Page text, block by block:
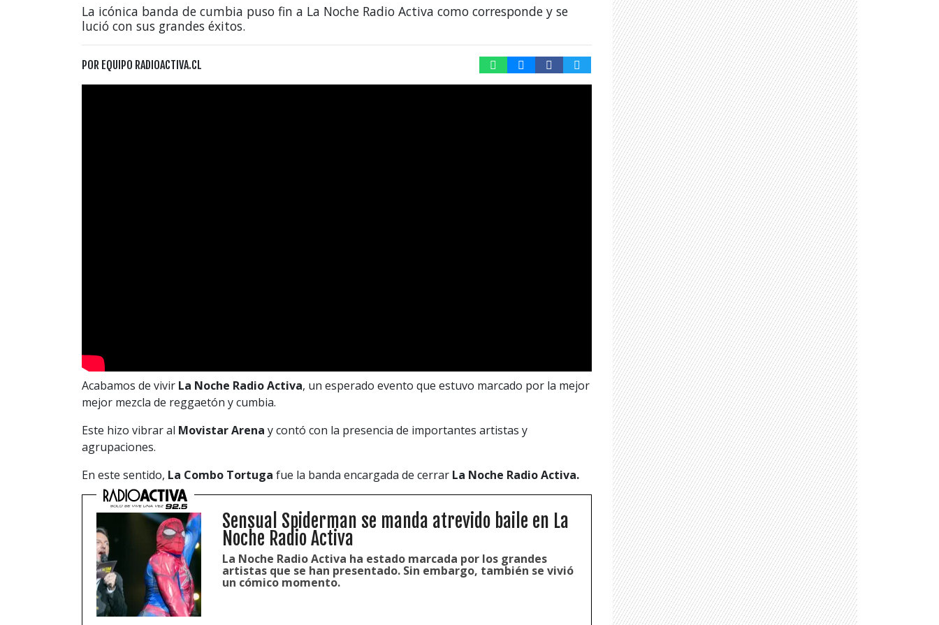
La icónica banda de cumbia puso fin a La Noche Radio Activa como corresponde y se
lució con sus grandes éxitos.
POR EQUIPO RADIOACTIVA.CL
Acabamos de vivir La Noche Radio Activa, un esperado evento que estuvo marcado por la mejor
mejor mezcla de reggaetón y cumbia.
Este hizo vibrar al Movistar Arena y contó con la presencia de importantes artistas y
agrupaciones.
En este sentido, La Combo Tortuga fue la banda encargada de cerrar La Noche Radio Activa.
Sensual Spiderman se manda atrevido baile en La
Noche Radio Activa
La Noche Radio Activa ha estado marcada por los grandes
artistas que se han presentado. Sin embargo, también se vivió
un cómico momento.